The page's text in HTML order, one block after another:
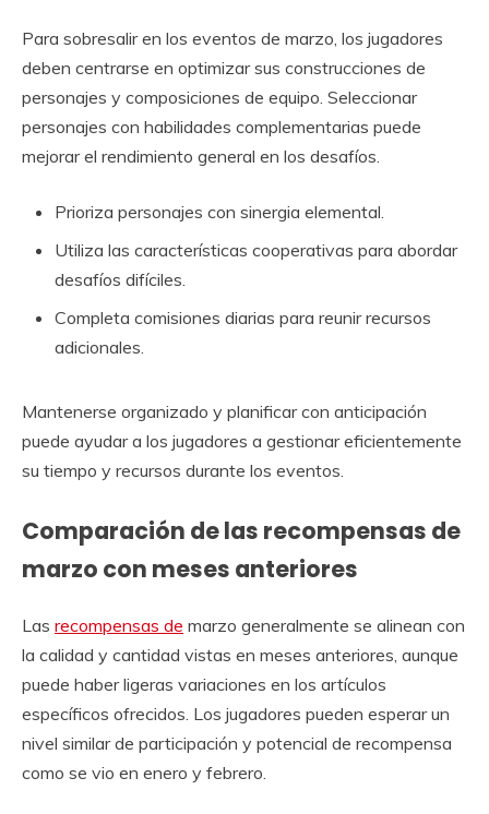
Para sobresalir en los eventos de marzo, los jugadores
deben centrarse en optimizar sus construcciones de
personajes y composiciones de equipo. Seleccionar
personajes con habilidades complementarias puede
mejorar el rendimiento general en los desafíos.
Prioriza personajes con sinergia elemental.
Utiliza las características cooperativas para abordar
desafíos difíciles.
Completa comisiones diarias para reunir recursos
adicionales.
Mantenerse organizado y planificar con anticipación
puede ayudar a los jugadores a gestionar eficientemente
su tiempo y recursos durante los eventos.
Comparación de las recompensas de
marzo con meses anteriores
Las recompensas de marzo generalmente se alinean con
la calidad y cantidad vistas en meses anteriores, aunque
puede haber ligeras variaciones en los artículos
específicos ofrecidos. Los jugadores pueden esperar un
nivel similar de participación y potencial de recompensa
como se vio en enero y febrero.